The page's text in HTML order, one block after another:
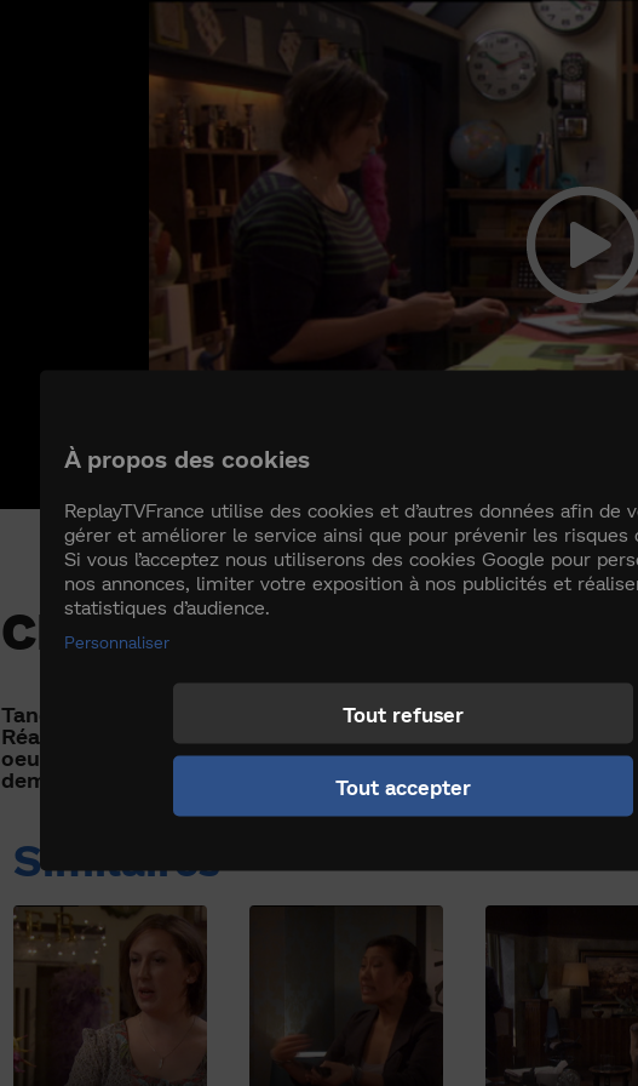
CHARITÉ BIEN ORDONNÉE
Tandis qu'elle assiste à un enterrement, Miranda
Réalisant qu'elle n'a rien fait de bien dans sa vie, la jeune
oeuvres de charité. Parallèlement, Chris et Alison, les
demandent d'être la marraine de leur enfant à naître...
Similaires
À propos des cookies
ReplayTVFrance utilise des cookies et d’autres données afin de
gérer et améliorer le service ainsi que pour prévenir les risques
Si vous l’acceptez nous utiliserons des cookies Google pour
nos annonces, limiter votre exposition à nos publicités et
statistiques d’audience.
Personnaliser
Tout refuser
Tout accepter